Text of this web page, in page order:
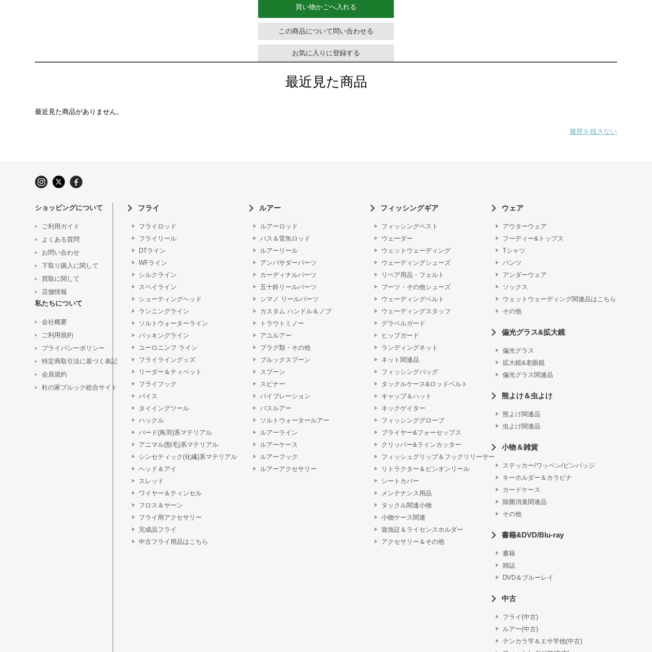
買い物かごへ入れる
この商品について問い合わせる
お気に入りに登録する
最近見た商品
最近見た商品がありません。
履歴を残さない
ショッピングについて
ご利用ガイド
よくある質問
お問い合わせ
下取り購入に関して
買取に関して
店舗情報
私たちについて
会社概要
ご利用規約
プライバシーポリシー
特定商取引法に基づく表記
会員規約
杜の家ブルック総合サイト
フライ
フライロッド
フライリール
DTライン
WFライン
シルクライン
スペイライン
シューティングヘッド
ランニングライン
ソルトウォーターライン
バッキングライン
ユーロニンフ ライン
フライライングッズ
リーダー＆ティペット
フライフック
バイス
タイイングツール
ハックル
バード(鳥羽)系マテリアル
アニマル(獣毛)系マテリアル
シンセティック(化繊)系マテリアル
ヘッド＆アイ
スレッド
ワイヤー＆ティンセル
フロス＆ヤーン
フライ用アクセサリー
完成品フライ
中古フライ用品はこちら
ルアー
ルアーロッド
バス＆雷魚ロッド
ルアーリール
アンバサダーパーツ
カーディナルパーツ
五十鈴リールパーツ
シマノ リールパーツ
カスタム ハンドル＆ノブ
トラウトミノー
アユルアー
プラグ類・その他
ブルックスプーン
スプーン
スピナー
バイブレーション
バスルアー
ソルトウォータールアー
ルアーライン
ルアーケース
ルアーフック
ルアーアクセサリー
フィッシングギア
フィッシングベスト
ウェーダー
ウェットウェーディング
ウェーディングシューズ
リペア用品・フェルト
ブーツ・その他シューズ
ウェーディングベルト
ウェーディングスタッフ
グラベルガード
ヒップガード
ランディングネット
ネット関連品
フィッシングバッグ
タックルケース&ロッドベルト
キャップ＆ハット
ネックゲイター
フィッシンググローブ
プライヤー&フォーセップス
クリッパー&ラインカッター
フィッシュグリップ＆フックリリーサー
リトラクター＆ピンオンリール
シートカバー
メンテナンス用品
タックル関連小物
小物ケース関連
遊漁証＆ライセンスホルダー
アクセサリー＆その他
ウェア
アウターウェア
フーディー&トップス
Tシャツ
パンツ
アンダーウェア
ソックス
ウェットウェーディング関連品はこちら
その他
偏光グラス&拡大鏡
偏光グラス
拡大鏡&老眼鏡
偏光グラス関連品
熊よけ＆虫よけ
熊よけ関連品
虫よけ関連品
小物＆雑貨
ステッカー/ワッペン/ピンバッジ
キーホルダー＆カラビナ
カードケース
除菌消臭関連品
その他
書籍&DVD/Blu-ray
書籍
雑誌
DVD＆ブルーレイ
中古
フライ(中古)
ルアー(中古)
テンカラ竿＆エサ竿他(中古)